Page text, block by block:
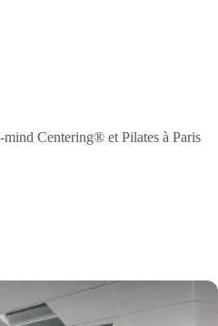
Centering® et Pilates à Paris